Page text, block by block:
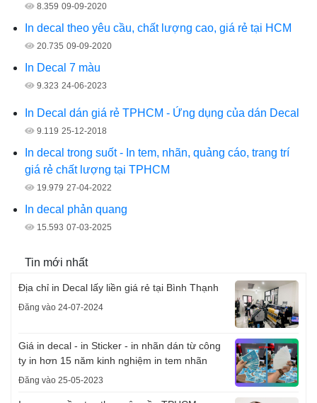
8.359 09-09-2020
In decal theo yêu cầu, chất lượng cao, giá rẻ tại HCM
20.735 09-09-2020
In Decal 7 màu
9.323 24-06-2023
In Decal dán giá rẻ TPHCM - Ứng dụng của dán Decal
9.119 25-12-2018
In decal trong suốt - In tem, nhãn, quảng cáo, trang trí
giá rẻ chất lượng tại TPHCM
19.979 27-04-2022
In decal phản quang
15.593 07-03-2025
Tin mới nhất
Địa chỉ in Decal lấy liền giá rẻ tại Bình Thạnh
Đăng vào 24-07-2024
Giá in decal - in Sticker - in nhãn dán từ công
ty in hơn 15 năm kinh nghiệm in tem nhãn
Đăng vào 25-05-2023